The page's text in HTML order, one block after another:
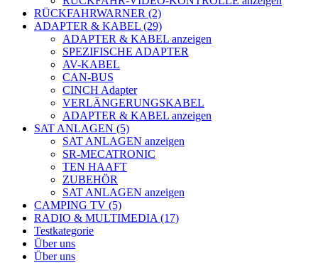
RÜCKFAHRWARNER (2)
ADAPTER & KABEL (29)
ADAPTER & KABEL anzeigen
SPEZIFISCHE ADAPTER
AV-KABEL
CAN-BUS
CINCH Adapter
VERLÄNGERUNGSKABEL
ADAPTER & KABEL anzeigen
SAT ANLAGEN (5)
SAT ANLAGEN anzeigen
SR-MECATRONIC
TEN HAAFT
ZUBEHÖR
SAT ANLAGEN anzeigen
CAMPING TV (5)
RADIO & MULTIMEDIA (17)
Testkategorie
Über uns
Über uns